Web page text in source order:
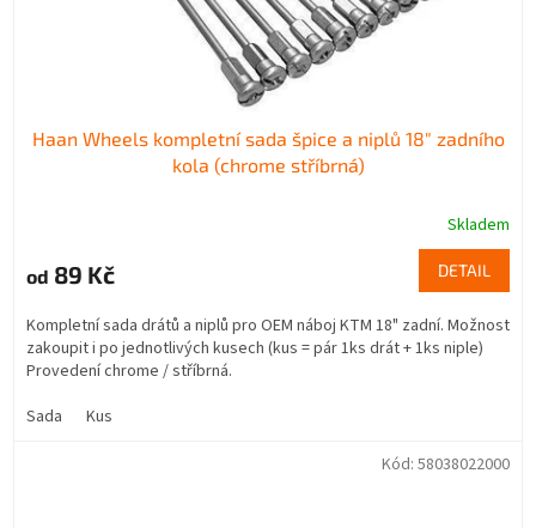
Haan Wheels kompletní sada špice a niplů 18" zadního
kola (chrome stříbrná)
Skladem
od 89 Kč DETAIL
Kompletní sada drátů a niplů pro OEM náboj KTM 18" zadní. Možnost
zakoupit i po jednotlivých kusech (kus = pár 1ks drát + 1ks niple)
Provedení chrome / stříbrná.
Sada
Kus
Kód: 58038022000